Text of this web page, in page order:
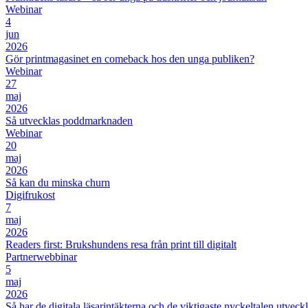
Webinar
4
jun
2026
Gör printmagasinet en comeback hos den unga publiken?
Webinar
27
maj
2026
Så utvecklas poddmarknaden
Webinar
20
maj
2026
Så kan du minska churn
Digifrukost
7
maj
2026
Readers first: Brukshundens resa från print till digitalt
Partnerwebbinar
5
maj
2026